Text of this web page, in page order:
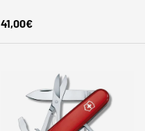
Normaler Preis
41,00€